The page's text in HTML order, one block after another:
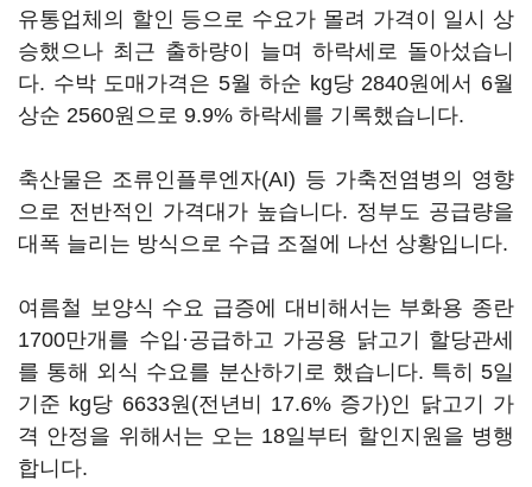
유통업체의 할인 등으로 수요가 몰려 가격이 일시 상
승했으나 최근 출하량이 늘며 하락세로 돌아섰습니
다. 수박 도매가격은 5월 하순 kg당 2840원에서 6월
상순 2560원으로 9.9% 하락세를 기록했습니다.
축산물은 조류인플루엔자(AI) 등 가축전염병의 영향
으로 전반적인 가격대가 높습니다. 정부도 공급량을
대폭 늘리는 방식으로 수급 조절에 나선 상황입니다.
여름철 보양식 수요 급증에 대비해서는 부화용 종란
1700만개를 수입·공급하고 가공용 닭고기 할당관세
를 통해 외식 수요를 분산하기로 했습니다. 특히 5일
기준 kg당 6633원(전년비 17.6% 증가)인 닭고기 가
격 안정을 위해서는 오는 18일부터 할인지원을 병행
합니다.